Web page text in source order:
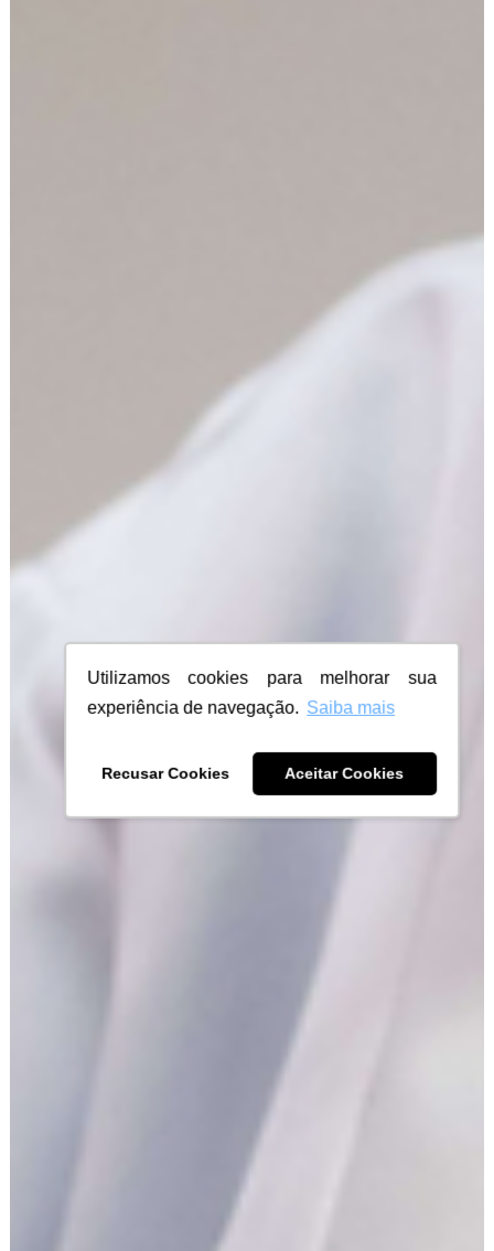
Utilizamos cookies para melhorar sua
experiência de navegação. Saiba mais
Recusar Cookies Aceitar Cookies